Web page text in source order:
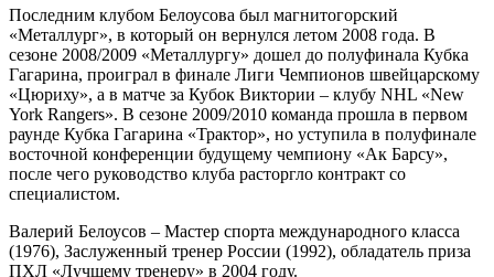
Последним клубом Белоусова был магнитогорский
«Металлург», в который он вернулся летом 2008 года. В
сезоне 2008/2009 «Металлургу» дошел до полуфинала Кубка
Гагарина, проиграл в финале Лиги Чемпионов швейцарскому
«Цюриху», а в матче за Кубок Виктории – клубу NHL «New
York Rangers». В сезоне 2009/2010 команда прошла в первом
раунде Кубка Гагарина «Трактор», но уступила в полуфинале
восточной конференции будущему чемпиону «Ак Барсу»,
после чего руководство клуба расторгло контракт со
специалистом.
Валерий Белоусов – Мастер спорта международного класса
(1976), Заслуженный тренер России (1992), обладатель приза
ПХЛ «Лучшему тренеру» в 2004 году.